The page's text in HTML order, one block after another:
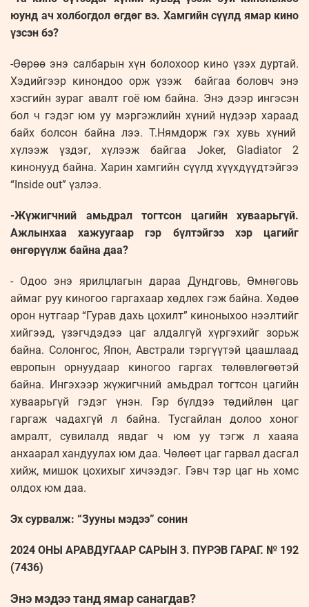
юунд ач холбогдол өгдөг вэ. Хамгийн сүүлд ямар кино
үзсэн бэ?
-Өөрөө энэ салбарын хүн болохоор кино үзэх дуртай.
Хэдийгээр кинондоо орж үзэж байгаа боловч энэ
хэсгийн зураг авалт гоё юм байна. Энэ дээр ингэсэн
бол ч гэдэг юм уу мэргэжлийн хүний нүдээр хараад
байх болсон байна лээ. Т.Нямдорж гэх хувь хүний
хүлээж үздэг, хүлээж байгаа Joker, Gladiator 2
кинонууд байна. Харин хамгийн сүүлд хүүхдүүдтэйгээ
“Inside out” үзлээ.
-Жүжигчний амьдрал тогтсон цагийн хуваарьгүй.
Ажлынхаа хажуугаар гэр бүлтэйгээ хэр цагийг
өнгөрүүлж байна даа?
- Одоо энэ ярилцлагын дараа Дундговь, Өмнөговь
аймаг руу киногоо гаргахаар хөдлөх гэж байна. Хөдөө
орон нутгаар “Гурав дахь цохилт” киноныхоо нээлтийг
хийгээд, үзэгчдэдээ цаг алдалгүй хүргэхийг зорьж
байна. Солонгос, Япон, Австрали тэргүүтэй цаашлаад
европын орнуудаар киногоо гаргах төлөвлөгөөтэй
байна. Ингэхээр жүжигчний амьдрал тогтсон цагийн
хуваарьгүй гэдэг үнэн. Гэр бүлдээ төдийлөн цаг
гаргаж чадахгүй л байна. Тусгайлан долоо хоног
амралт, сувилалд явдаг ч юм уу тэгж л хааяа
анхаарал хандуулах юм даа. Чөлөөт цаг гарвал дасгал
хийж, мишок цохихыг хичээдэг. Гэвч тэр цаг нь хомс
олдох юм даа.
Эх сурвалж: “Зууны мэдээ” сонин
2024 ОНЫ АРАВДУГААР САРЫН 3. ПҮРЭВ ГАРАГ. № 192
(7436)
Энэ мэдээ танд ямар санагдав?